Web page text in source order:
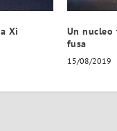
Xi
Un
fusa
15/08/2019